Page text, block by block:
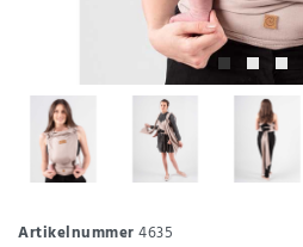
Artikelnummer4635